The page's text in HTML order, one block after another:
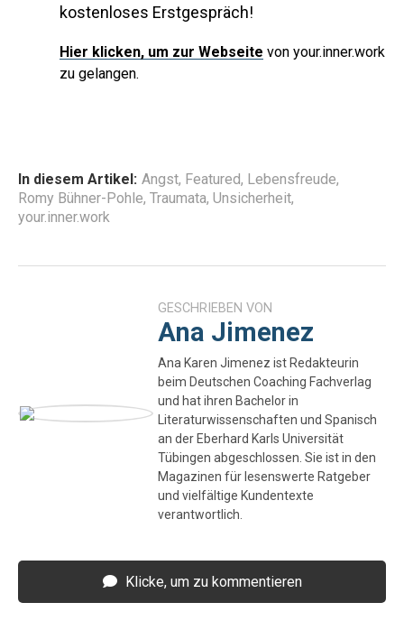
kostenloses Erstgespräch!
Hier klicken, um zur Webseite von your.inner.work
zu gelangen.
In diesem Artikel: Angst, Featured, Lebensfreude,
Romy Bühner-Pohle, Traumata, Unsicherheit,
your.inner.work
GESCHRIEBEN VON
Ana Jimenez
Ana Karen Jimenez ist Redakteurin
beim Deutschen Coaching Fachverlag
und hat ihren Bachelor in
Literaturwissenschaften und Spanisch
an der Eberhard Karls Universität
Tübingen abgeschlossen. Sie ist in den
Magazinen für lesenswerte Ratgeber
und vielfältige Kundentexte
verantwortlich.
Klicke, um zu kommentieren